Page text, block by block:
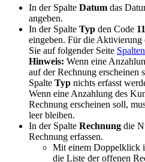
In der Spalte Datum das
angeben.
In der Spalte Typ den Code 11
eingeben. Für die Aktivierung
Sie auf folgender Seite
Hinweis: Wenn eine
auf der Rechnung erscheinen
Spalte Typ nichts erfasst
Wenn eine Anzahlung des
Rechnung erscheinen soll,
leer bleiben.
In der Spalte Rechnung die
Rechnung erfassen.
Mit einem Doppelklick
die Liste der offenen